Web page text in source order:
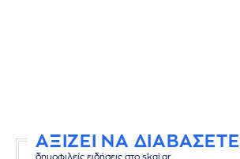
ΑΞΙΖΕΙ ΝΑ ΔΙΑΒΑΣΕΤΕ
δημοφιλείς ειδήσεις στο skai.gr